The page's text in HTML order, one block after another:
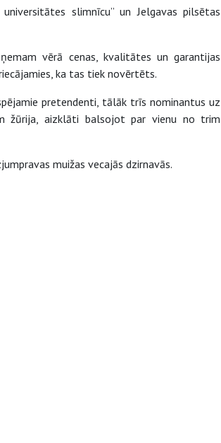
slimnīcu” un Jelgavas pilsētas
vērā cenas, kvalitātes un garantijas
ka tas tiek novērtēts.
pretendenti, tālāk trīs nominantus uz
žūrija, aizklāti balsojot par vienu no trim
muižas vecajās dzirnavās.